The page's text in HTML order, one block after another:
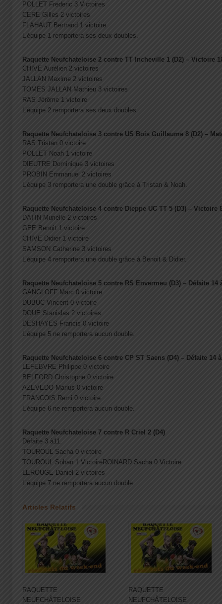
POLLET Frederic 3 Victoires
CERE Gilles 2 victoires
FLAHAUT Bertrand 1 victoire
L’équipe 1 remportera ses deux doubles.
Raquette Neufchateloise 2 contre TT Incheville 1 (D2) – Victoire
CHIVE Aurélien 2 victoires
JALLAN Maxime 2 victoires
TOMES JALLAN Mathieu 3 victoires
RAS Jérôme 1 victoire
L’équipe 2 remportera ses deux doubles.
Raquette Neufchateloise 3 contre US Bois Guillaume 8 (D2) –
RAS Tristan 0 victoire
POLLET Noah 1 victoire
DIEUTRE Dominique 3 victoires
PROBIN Emmanuel 2 victoires
L’équipe 3 remportera une double grâce à Tristan & Noah.
Raquette Neufchateloise 4 contre Dieppe UC TT 5 (D3) – Victoire
DATIN Murielle 2 victoires
GEE Benoit 1 victoire
CHIVE Didier 1 victoire
SAMSON Catherine 3 victoires
L’équipe 4 remportera une double grâce à Benoit & Didier.
Raquette Neufchateloise 5 contre RS Envermeu (D3) – Défaite 14
GANGLOFF Marc 0 victoire
DUBUC Vincent 0 victoire
DOUE Stanislas 2 victoires
DESHAYES Francis 0 victoire
L’équipe 5 ne remportera aucun double.
Raquette Neufchateloise 6 contre CP ST Saens (D4) – Défaite 14
LEFEBVRE Philippe 0 victoire
BELFORD Christophe 0 victoire
AZEVEDO Marius 0 victoire
FRANCOIS Remi 0 victoire
L’équipe 6 ne remportera aucun double.
Raquette Neufchateloise 7 contre R Criel 2 (D4)
Défaite 3 à11.
TOUROUL Sacha 0 victoire
TOUROUL Sohan 1 VictoireROINARD Sacha 0 Victoire
LEROUGE Daniel 2 victoires
L’équipe 7 ne remportera aucun double
Articles Relatifs
RAQUETTE
NEUFCHÂTELOISE
RAQUETTE
NEUFCHÂTELOISE